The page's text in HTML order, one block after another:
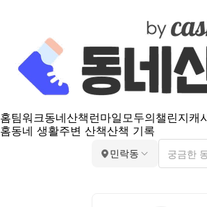
홈팀워크동네산책 런마일모두의챌린지캐
홈동네 생활주변 산책산책 기록
민락동